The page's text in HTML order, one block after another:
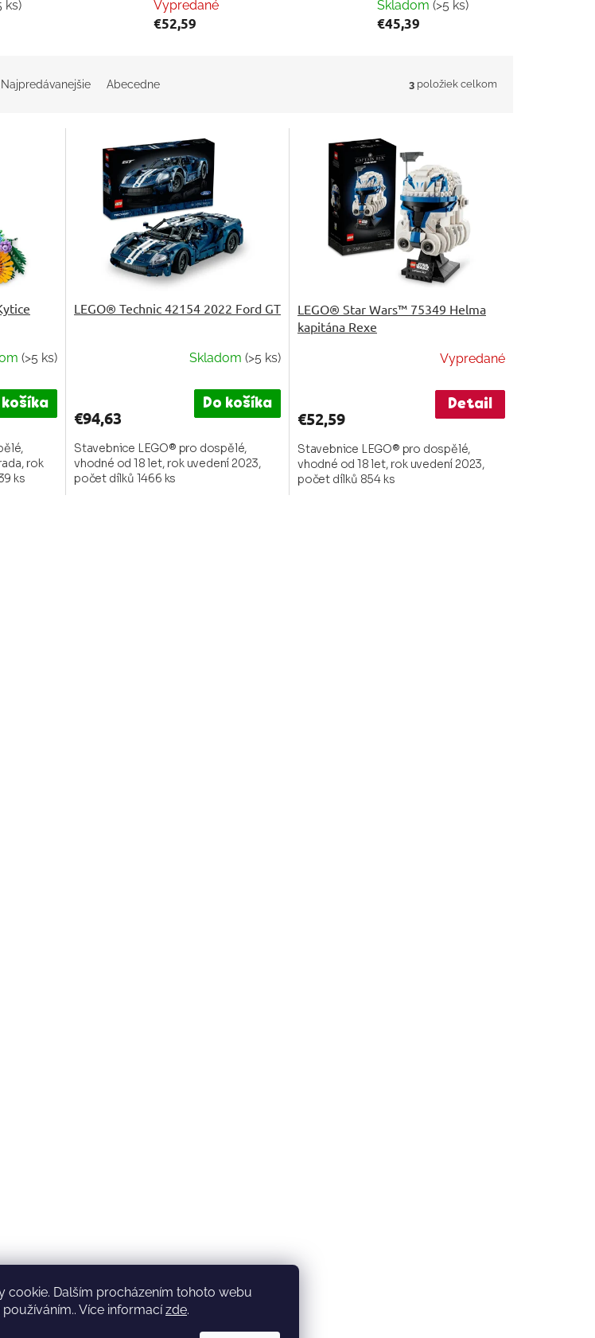
cookie. Dalším procházením tohoto webu
Více informacízde.
ks) Vypredané
€52,59
Skladom (>5 ks)
€45,39
Najpredávanejšie Abecedne 3 položiek celkom
(>5 ks)
košíka
rok
ks
LEGO® Technic 42154 2022 Ford GT
Skladom (>5 ks)
€94,63
Do košíka
Stavebnice LEGO® pro dospělé,
vhodné od 18 let, rok uvedení 2023,
počet dílků 1466 ks
LEGO® Star Wars™ 75349 Helma
kapitána Rexe
Vypredané
€52,59
Detail
Stavebnice LEGO® pro dospělé,
vhodné od 18 let, rok uvedení 2023,
počet dílků 854 ks